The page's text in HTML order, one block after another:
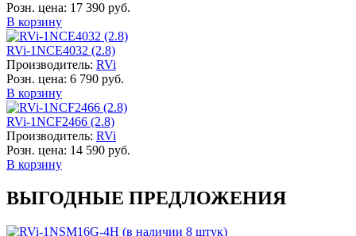
Розн. цена: 17 390 руб.
В корзину
RVi-1NCE4032 (2.8)
Производитель: RVi
Розн. цена: 6 790 руб.
В корзину
RVi-1NCF2466 (2.8)
Производитель: RVi
Розн. цена: 14 590 руб.
В корзину
ВЫГОДНЫЕ ПРЕДЛОЖЕНИЯ